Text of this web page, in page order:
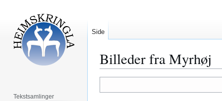
Billeder fra Myrhøj
til
til
Side
Tekstsamlinger